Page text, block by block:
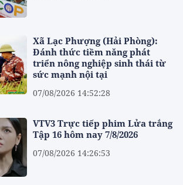
Xã Lạc Phượng (Hải Phòng):
Đánh thức tiềm năng phát
triển nông nghiệp sinh thái từ
sức mạnh nội tại
07/08/2026 14:52:28
VTV3 Trực tiếp phim Lửa trắng
Tập 16 hôm nay 7/8/2026
07/08/2026 14:26:53